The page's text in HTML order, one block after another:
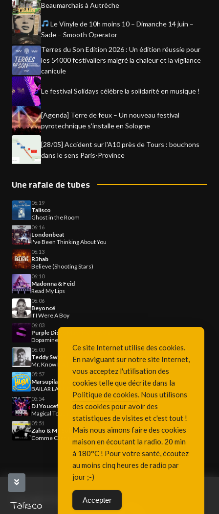
Beaumarchais à Autrèche
Le Vinyle de 10h moins 10 – Dimanche 14 juin –
Sade – Smooth Operator
Terres du Son Edition 2026 : Un édition réussie pour
les 54000 festivaliers malgré la chaleur et la vigilance
canicule
Le festival Solidays célèbre la solidarité en musique !
[Agenda] Terre de feux – Un nouveau festival
pyrotechnique s'installe en Sologne
[28/05] Accident sur l'A10 près de Tours : bouchons
dans le sens Paris-Province
Une rafale de tubes
06:19
Talisco
Ghost in the Room
06:16
Londonbeat
I've Been Thinking About You
06:13
R3hab
Believe (Shooting Stars)
06:10
Madonna & Feid
Read My Lips
06:06
Beyoncé
If I Were A Boy
06:03
Purple Disco Machine & Eyelar
Dopamine
06:00
Teddy Swims
Mr. Know It All
05:57
Marsupilamis & Maevaa J.
BAILAR LA HUBA
05:54
DJ Youcef
Magical Touch
05:51
Zaho & Mc Solaar
Comme Caroline
Talisco
Copyright Fréquence 3, since 2001
Ce site Internet utilise des cookies.
En naviguant sur notre site Internet,
vous acceptez l'utilisation des
cookies telle que décrite dans la
Politique de cookies. Nous utilisons
des cookies pour avoir des
statistiques de visites et c'est tout !
Mais nous aimons faire des cookies
maison en écoutant la radio. 20 min
à 180°C ! Pour votre santé, écoutez
au moins cinq heures de radio par
jour ;-)
Accepter